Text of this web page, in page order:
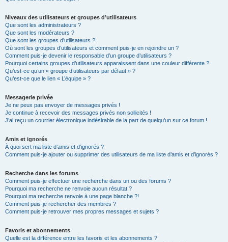
Niveaux des utilisateurs et groupes d’utilisateurs
Que sont les administrateurs ?
Que sont les modérateurs ?
Que sont les groupes d’utilisateurs ?
Où sont les groupes d’utilisateurs et comment puis-je en rejoindre un ?
Comment puis-je devenir le responsable d’un groupe d’utilisateurs ?
Pourquoi certains groupes d’utilisateurs apparaissent dans une couleur différente ?
Qu’est-ce qu’un « groupe d’utilisateurs par défaut » ?
Qu’est-ce que le lien « L’équipe » ?
Messagerie privée
Je ne peux pas envoyer de messages privés !
Je continue à recevoir des messages privés non sollicités !
J’ai reçu un courrier électronique indésirable de la part de quelqu’un sur ce forum !
Amis et ignorés
À quoi sert ma liste d’amis et d’ignorés ?
Comment puis-je ajouter ou supprimer des utilisateurs de ma liste d’amis et d’ignorés ?
Recherche dans les forums
Comment puis-je effectuer une recherche dans un ou des forums ?
Pourquoi ma recherche ne renvoie aucun résultat ?
Pourquoi ma recherche renvoie à une page blanche ?!
Comment puis-je rechercher des membres ?
Comment puis-je retrouver mes propres messages et sujets ?
Favoris et abonnements
Quelle est la différence entre les favoris et les abonnements ?